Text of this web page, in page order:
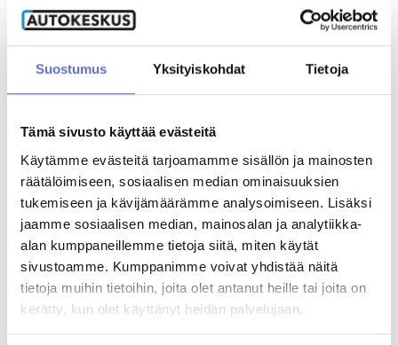
Suostumus Yksityiskohdat Tietoja
Tämä sivusto käyttää evästeitä
Käytämme evästeitä tarjoamamme sisällön ja mainosten
räätälöimiseen, sosiaalisen median ominaisuuksien
tukemiseen ja kävijämäärämme analysoimiseen. Lisäksi
jaamme sosiaalisen median, mainosalan ja analytiikka-
alan kumppaneillemme tietoja siitä, miten käytät
sivustoamme. Kumppanimme voivat yhdistää näitä
tietoja muihin tietoihin, joita olet antanut heille tai joita on
kerätty, kun olet käyttänyt heidän palvelujaan.
AUTOKESKUS HYVINKÄÄ
Mäkikuumolantie 20, Hyvinkää
AUTOKESKUS OLARI (ESPOO)
Haltilanniitty 4, Espoo
Yritysmyynti
Hallinto
Markkinointi & viestintä
Laskutustiedot
Palaute
Reklamaatio
PALVELUHAKU
TILAA UUTISKIRJE
ENG,
Työnjohtaja
Automyyjä
020 506 5126
Waltteri Hirsikangas
Työnjohtaja
0300 30 8193
Matti Tiistola